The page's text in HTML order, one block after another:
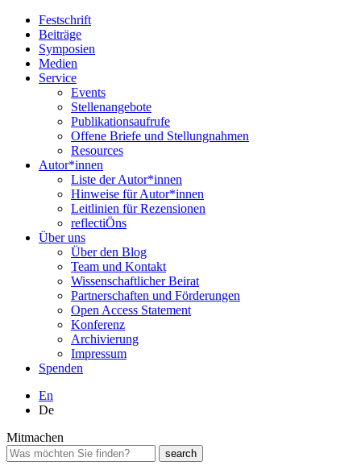
Festschrift
Beiträge
Symposien
Medien
Service
Events
Stellenangebote
Publikationsaufrufe
Offene Briefe und Stellungnahmen
Resources
Autor*innen
Liste der Autor*innen
Hinweise für Autor*innen
Leitlinien für Rezensionen
reflectiÖns
Über uns
Über den Blog
Team und Kontakt
Wissenschaftlicher Beirat
Partnerschaften und Förderungen
Open Access Statement
Konferenz
Archivierung
Impressum
Spenden
En
De
Mitmachen